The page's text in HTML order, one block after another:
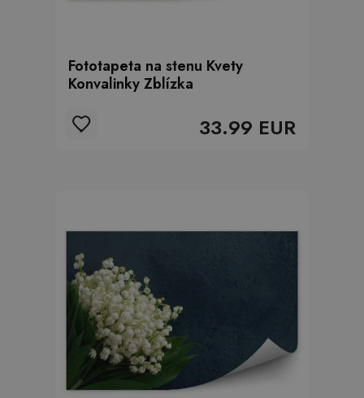
Fototapeta na stenu Kvety
Konvalinky Zblízka
33.99 EUR